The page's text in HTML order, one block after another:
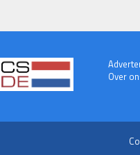
Over